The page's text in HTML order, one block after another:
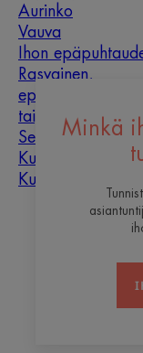
Minkä
Aurinko
Vauva
Ihon
Rasvainen,
epäpuhtauksiin
taipuvainen iho
Sekaiho
Kuiva iho
Kuivuus ja